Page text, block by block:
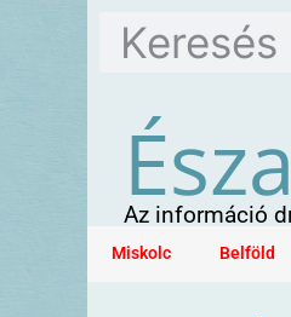
Az információ
Miskolc Belföld